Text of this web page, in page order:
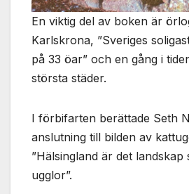
En viktig del av boken är
Karlskrona, ”Sveriges
på 33 öar” och en gång i
största städer.
I förbifarten berättade Seth
anslutning till bilden av
”Hälsingland är det
ugglor”.